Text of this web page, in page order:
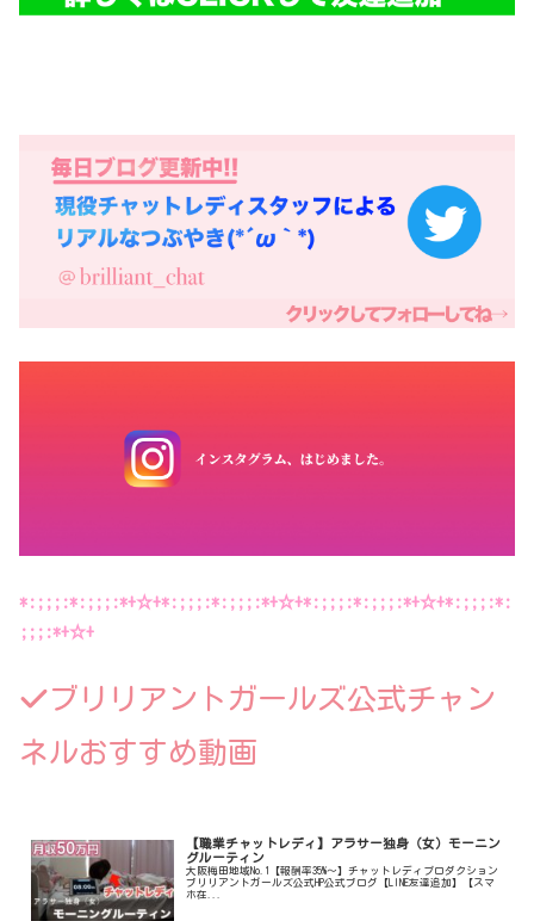
*:;;;:*:;;;:*+☆+*:;;;:*:;;;:*+☆+*:;;;:*:;;;:*+☆+*:;;;:*:
;;;:*+☆+
ブリリアントガールズ公式チャン
ネルおすすめ動画
【職業チャットレディ】アラサー独身（女）モーニン
グルーティン
大阪梅田地域No.1【報酬率35%〜】チャットレディプロダクション
ブリリアントガールズ公式HP公式ブログ【LINE友達追加】【スマ
ホ在...